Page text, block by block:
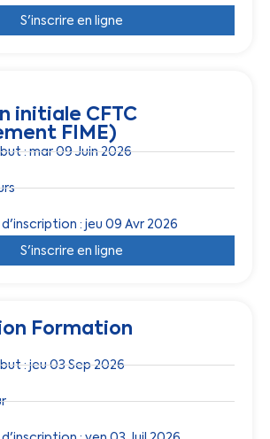
S'inscrire en ligne
initiale CFTC
FIME)
: mar 09 Juin 2026
: jeu 09 Avr 2026
S'inscrire en ligne
Formation
: jeu 03 Sep 2026